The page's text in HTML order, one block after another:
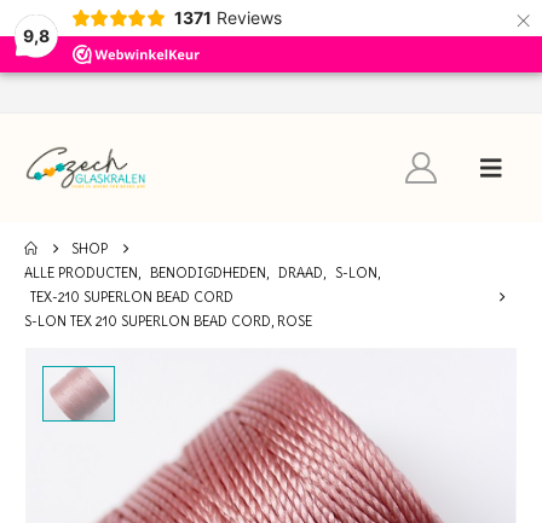
9,8
1371 Reviews ×
SHOP
ALLE PRODUCTEN, BENODIGDHEDEN, DRAAD, S-LON,
TEX-210 SUPERLON BEAD CORD
S-LON TEX 210 SUPERLON BEAD CORD, ROSE